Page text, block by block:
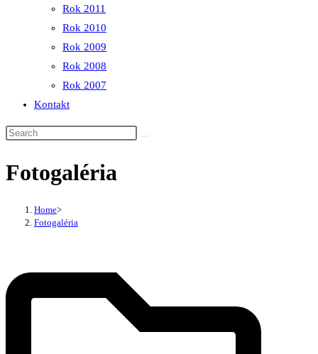
Rok 2011
Rok 2010
Rok 2009
Rok 2008
Rok 2007
Kontakt
Fotogaléria
Home>
Fotogaléria